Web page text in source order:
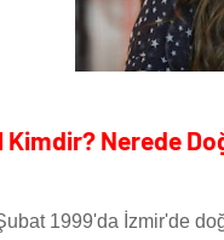
Kimdir? Nerede
1999'da İzmir'de